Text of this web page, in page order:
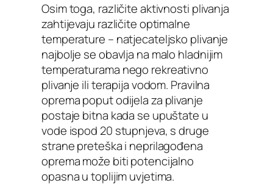
Osim toga, različite aktivnosti plivanja
zahtijevaju različite optimalne
temperature – natjecateljsko plivanje
najbolje se obavlja na malo hladnijim
temperaturama nego rekreativno
plivanje ili terapija vodom. Pravilna
oprema poput odijela za plivanje
postaje bitna kada se upuštate u
vode ispod 20 stupnjeva, s druge
strane preteška i neprilagođena
oprema može biti potencijalno
opasna u toplijim uvjetima.